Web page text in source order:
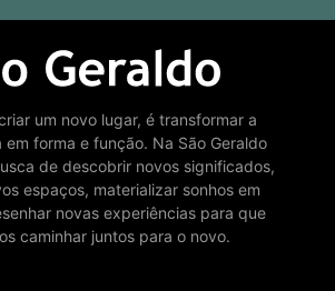
um novo lugar, é transformar a
em forma e função. Na São Geraldo
de descobrir novos significados,
espaços, materializar sonhos em
novas experiências para que
caminhar juntos para o novo.